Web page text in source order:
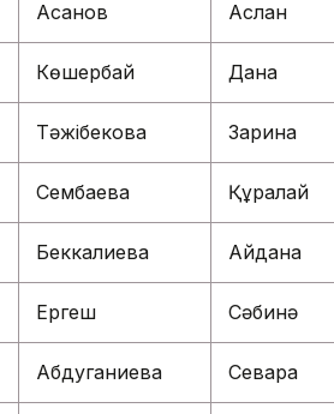
Асанов Аслан
Көшербай Дана
Тәжібекова Зарина
Сембаева Құралай
Беккалиева Айдана
Ергеш Сәбинә
Абдуганиева Севара